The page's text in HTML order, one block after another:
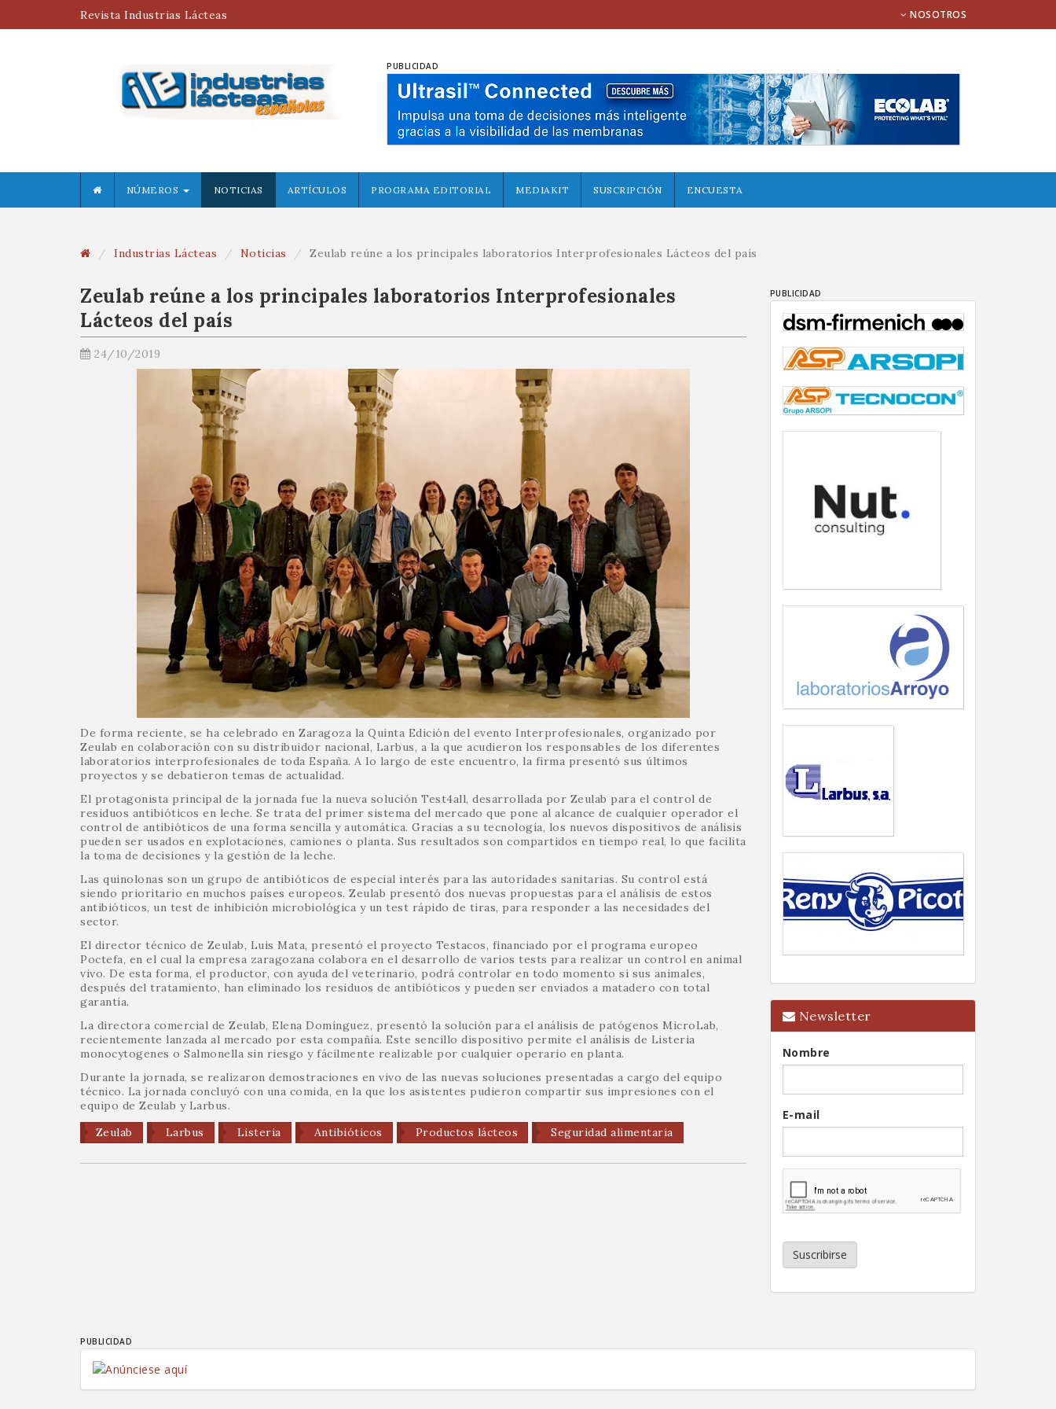
Revista Industrias Lácteas NOSOTROS
PUBLICIDAD
NÚMEROS NOTICIAS ARTÍCULOS PROGRAMA EDITORIAL MEDIAKIT SUSCRIPCIÓN ENCUESTA
Industrias Lácteas Noticias Zeulab reúne a los principales laboratorios Interprofesionales Lácteos del país
Zeulab reúne a los principales laboratorios Interprofesionales
Lácteos del país
24/10/2019
De forma reciente, se ha celebrado en Zaragoza la Quinta Edición del evento Interprofesionales, organizado por
Zeulab en colaboración con su distribuidor nacional, Larbus, a la que acudieron los responsables de los diferentes
laboratorios interprofesionales de toda España. A lo largo de este encuentro, la firma presentó sus últimos
proyectos y se debatieron temas de actualidad.
El protagonista principal de la jornada fue la nueva solución Test4all, desarrollada por Zeulab para el control de
residuos antibióticos en leche. Se trata del primer sistema del mercado que pone al alcance de cualquier operador el
control de antibióticos de una forma sencilla y automática. Gracias a su tecnología, los nuevos dispositivos de análisis
pueden ser usados en explotaciones, camiones o planta. Sus resultados son compartidos en tiempo real, lo que facilita
la toma de decisiones y la gestión de la leche.
Las quinolonas son un grupo de antibióticos de especial interés para las autoridades sanitarias. Su control está
siendo prioritario en muchos países europeos. Zeulab presentó dos nuevas propuestas para el análisis de estos
antibióticos, un test de inhibición microbiológica y un test rápido de tiras, para responder a las necesidades del
sector.
El director técnico de Zeulab, Luis Mata, presentó el proyecto Testacos, financiado por el programa europeo
Poctefa, en el cual la empresa zaragozana colabora en el desarrollo de varios tests para realizar un control en animal
vivo. De esta forma, el productor, con ayuda del veterinario, podrá controlar en todo momento si sus animales,
después del tratamiento, han eliminado los residuos de antibióticos y pueden ser enviados a matadero con total
garantía.
La directora comercial de Zeulab, Elena Domínguez, presentó la solución para el análisis de patógenos MicroLab,
recientemente lanzada al mercado por esta compañía. Este sencillo dispositivo permite el análisis de Listeria
monocytogenes o Salmonella sin riesgo y fácilmente realizable por cualquier operario en planta.
Durante la jornada, se realizaron demostraciones en vivo de las nuevas soluciones presentadas a cargo del equipo
técnico. La jornada concluyó con una comida, en la que los asistentes pudieron compartir sus impresiones con el
equipo de Zeulab y Larbus.
Zeulab
Larbus Listeria Antibióticos Productos lácteos Seguridad alimentaria
PUBLICIDAD
Newsletter
Nombre
E-mail
Suscribirse
PUBLICIDAD